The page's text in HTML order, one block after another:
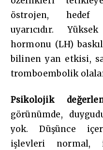
östrojen, hedef
uyarıcıdır.
hormonu (LH)
bilinen yan etkisi,
tromboembolik
Psikolojik
görünümde,
yok. Düşünce
işlevleri